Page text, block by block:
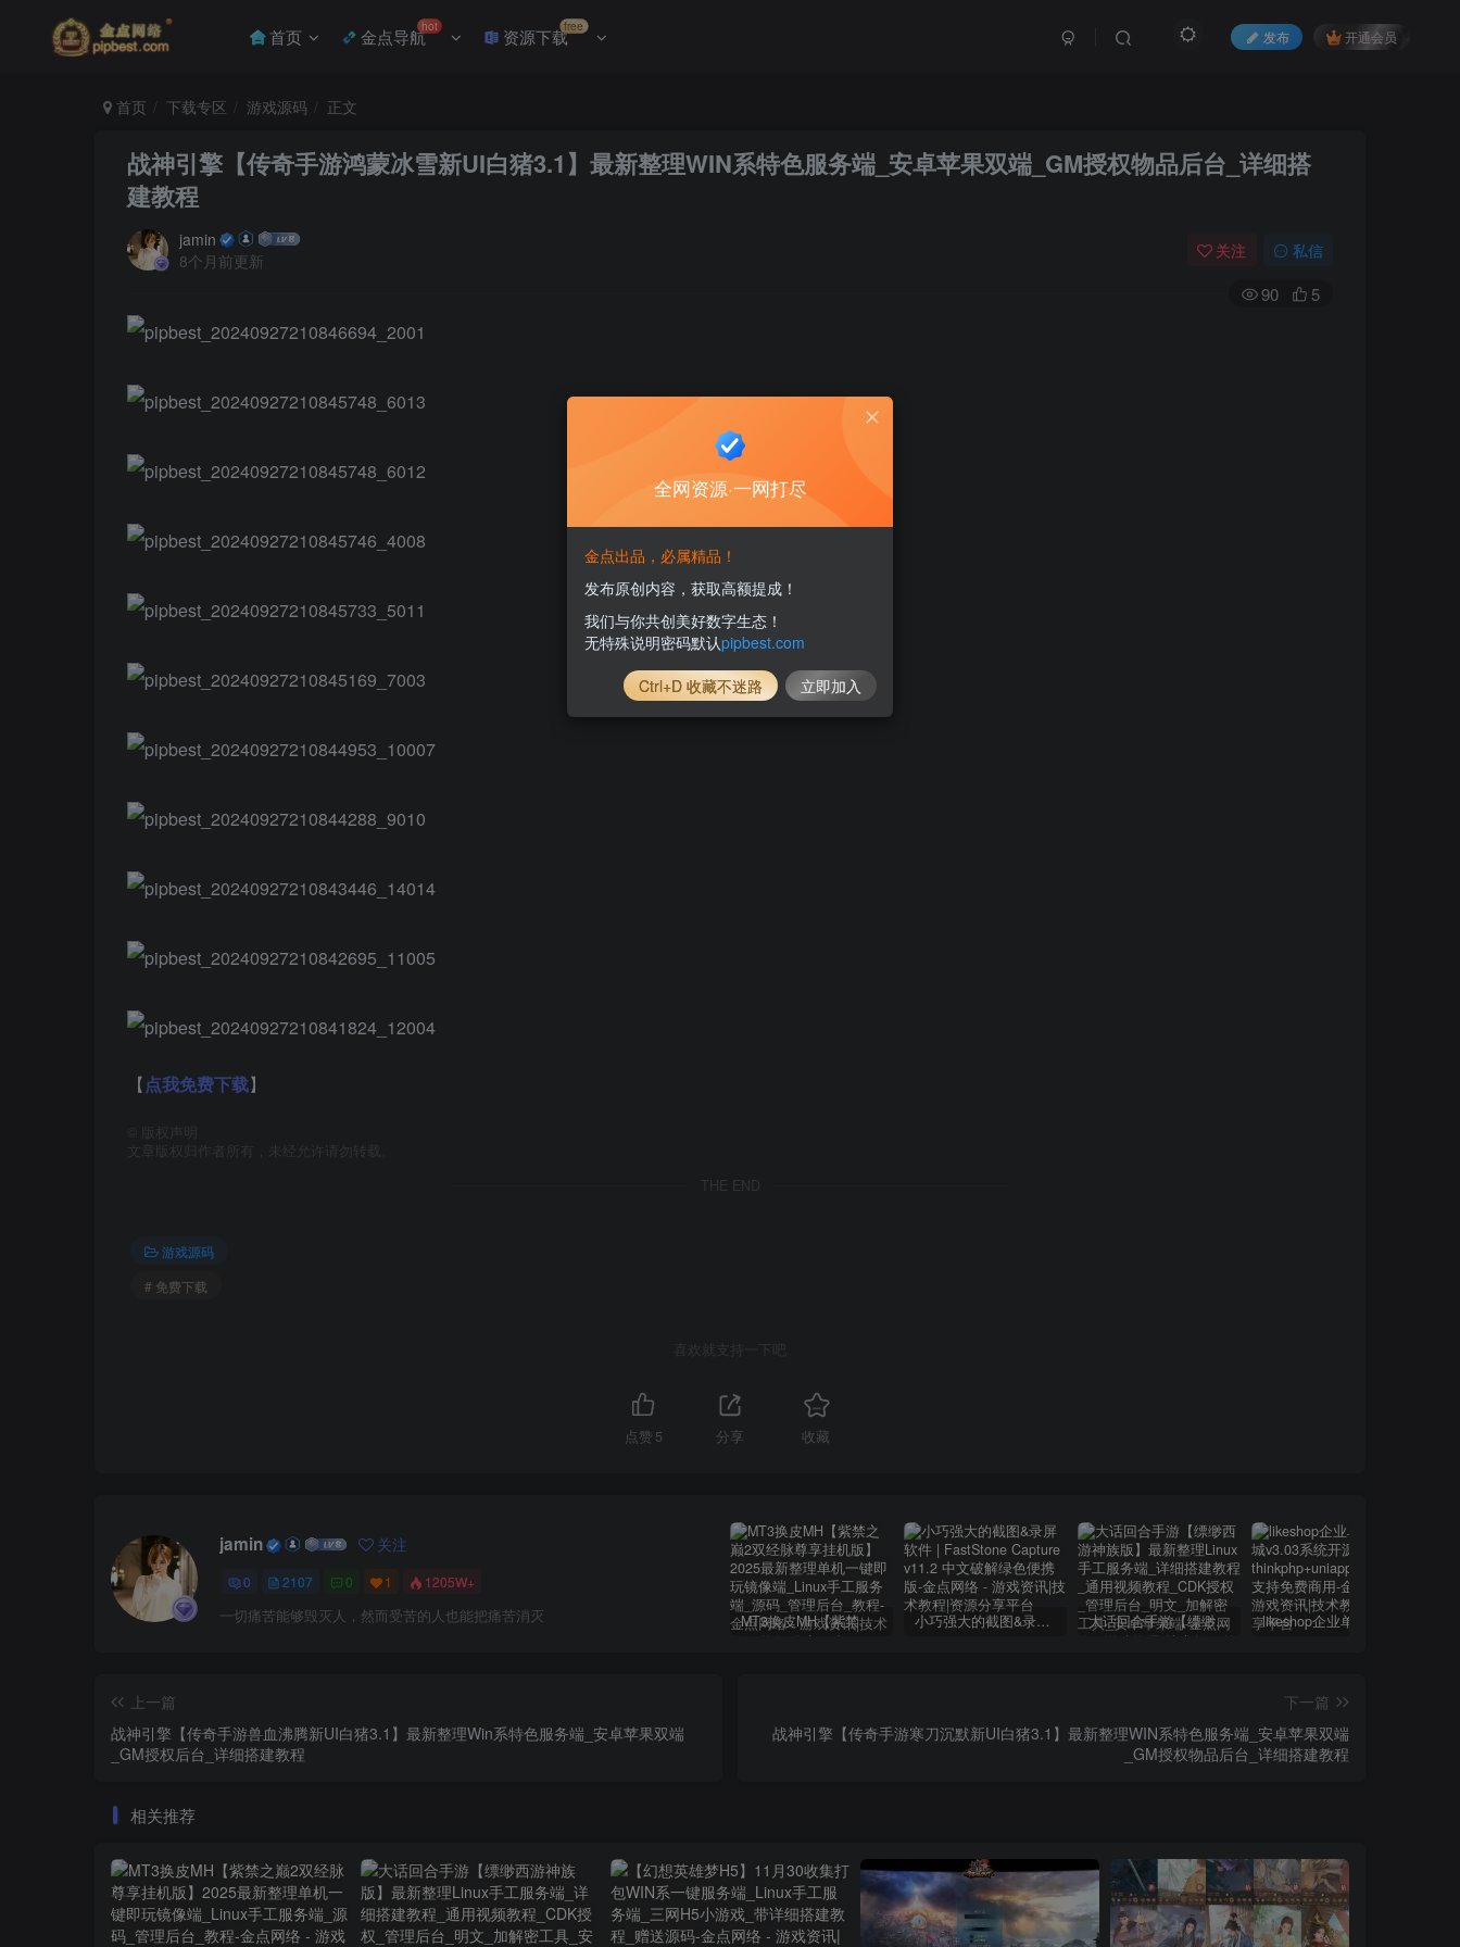
首页 金点导航hot 资源下载free
发布 开通会员
首页 下载专区 游戏源码 正文
战神引擎【传奇手游鸿蒙冰雪新UI白猪3.1】最新整理WIN系特色服务端_安卓苹果双端_GM授权物品后台_详细搭
建教程
jamin
8个月前更新
关注 私信
90 5
【点我免费下载】
版权声明
文章版权归作者所有，未经允许请勿转载。
THE END
游戏源码
# 免费下载
喜欢就支持一下吧
点赞 5 分享 收藏
jamin 关注
0 2107 0 1 1205W+
一切痛苦能够毁灭人，然而受苦的人也能把痛苦消灭 MT3换皮MH【紫禁之巅2双经脉尊享挂机版】2025最新整理单机一键即玩镜像端_Linux手工服务端_源码_管理后台_教程 小巧强大的截图&录屏软件 | FastStone Capture v11.2 中文破解绿色便携版 大话回合手游【缥缈西游神族版】最新整理Linux手工服务端_详细搭建教程_通用视频教程_CDK授权_管理后台_明文_加解密工具_安卓苹果端
上一篇
战神引擎【传奇手游兽血沸腾新UI白猪3.1】最新整理Win系特色服务端_安卓苹果双端
_GM授权后台_详细搭建教程
下一篇
战神引擎【传奇手游寒刀沉默新UI白猪3.1】最新整理WIN系特色服务端_安卓苹果双端
_GM授权物品后台_详细搭建教程
相关推荐
全网资源·一网打尽
金点出品，必属精品！
发布原创内容，获取高额提成！
我们与你共创美好数字生态！
无特殊说明密码默认pipbest.com
Ctrl+D 收藏不迷路 立即加入